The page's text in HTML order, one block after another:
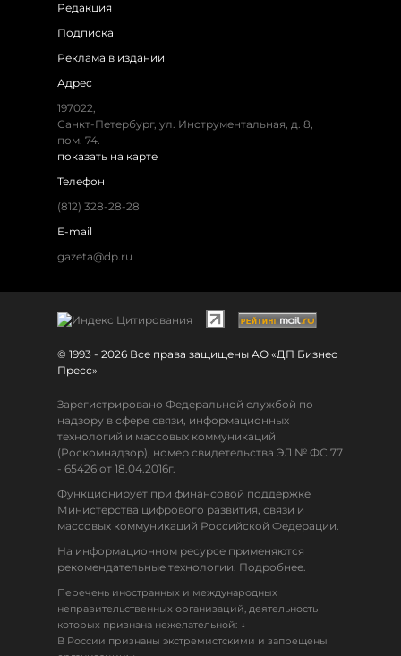
Редакция
Подписка
Реклама в издании
Адрес
197022,
Санкт-Петербург, ул. Инструментальная, д. 8,
пом. 74.
показать на карте
Телефон
(812) 328-28-28
E-mail
gazeta@dp.ru
© 1993 - 2026 Все права защищены АО «ДП Бизнес
Пресс»
Зарегистрировано Федеральной службой по
надзору в сфере связи, информационных
технологий и массовых коммуникаций
(Роскомнадзор), номер свидетельства ЭЛ № ФС 77
- 65426 от 18.04.2016г.
Функционирует при финансовой поддержке
Министерства цифрового развития, связи и
массовых коммуникаций Российской Федерации.
На информационном ресурсе применяются
рекомендательные технологии. Подробнее.
Перечень иностранных и международных
неправительственных организаций, деятельность
которых признана нежелательной: ↓
В России признаны экстремистскими и запрещены